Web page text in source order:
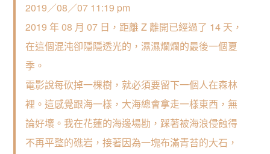
2019／08／07 11:19 pm
2019 年 08 月 07 日，距離 Z 離開已經過了 14 天，
在這個混沌卻隱隱透光的，濕濕爛爛的最後一個夏
季。
電影說每砍掉一棵樹，就必須要留下一個人在森林
裡。這感覺跟海一樣，大海總會拿走一樣東西，無
論好壞。我在花蓮的海邊場勘，踩著被海浪侵蝕得
不再平整的礁岩，接著因為一塊布滿青苔的大石，